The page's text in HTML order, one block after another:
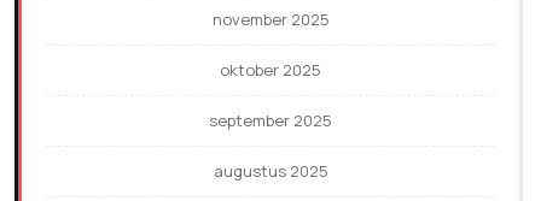
november 2025
oktober 2025
september 2025
augustus 2025